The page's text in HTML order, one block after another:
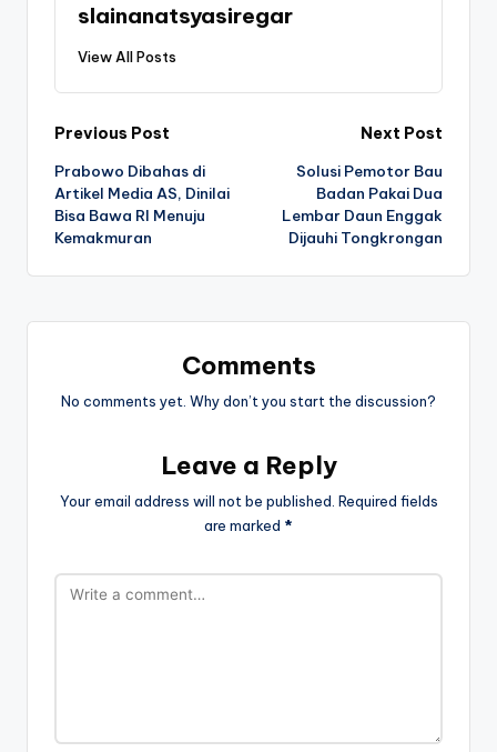
slainanatsyasiregar
View All Posts
Post
navigation
Previous Post
Prabowo Dibahas di
Artikel Media AS, Dinilai
Bisa Bawa RI Menuju
Kemakmuran
Next Post
Solusi Pemotor Bau
Badan Pakai Dua
Lembar Daun Enggak
Dijauhi Tongkrongan
Comments
No comments yet. Why don’t you start the discussion?
Leave a Reply
Your email address will not be published. Required fields
are marked *